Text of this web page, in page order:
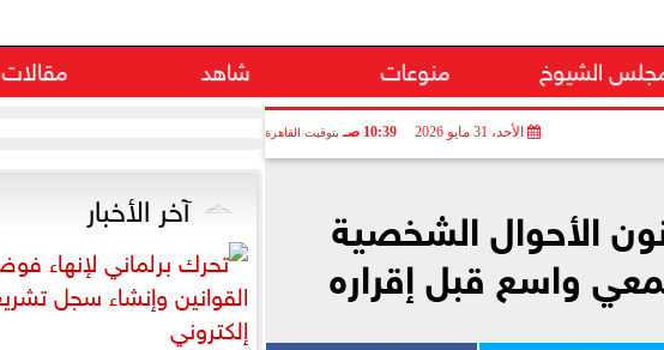
الشيوخ منوعات شاهد مقالات
الأحد، 31 مايو 2026 10:39 صـ بتوقيت القاهرة
الأحوال الشخصية
واسع قبل إقراره
آخر الأخبار